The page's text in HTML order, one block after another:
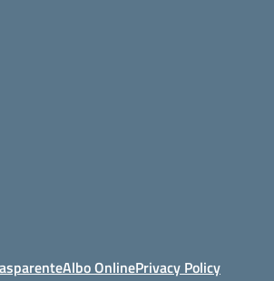
Albo OnlinePrivacy Policy